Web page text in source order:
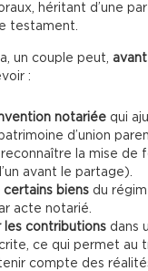
héritant d’une
testament.
un couple peut,
:
notariée qui
d’union
la mise de
avant le partage).
certains biens du
acte notarié.
les contributions dans
ce qui permet au
compte des